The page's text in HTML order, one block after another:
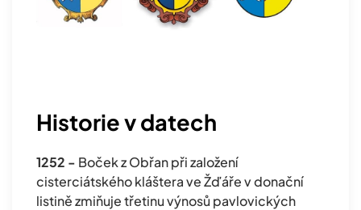
Historie v datech
1252 - Boček z Obřan při založení
cisterciátského kláštera ve Žďáře v donační
listině zmiňuje třetinu výnosů pavlovických